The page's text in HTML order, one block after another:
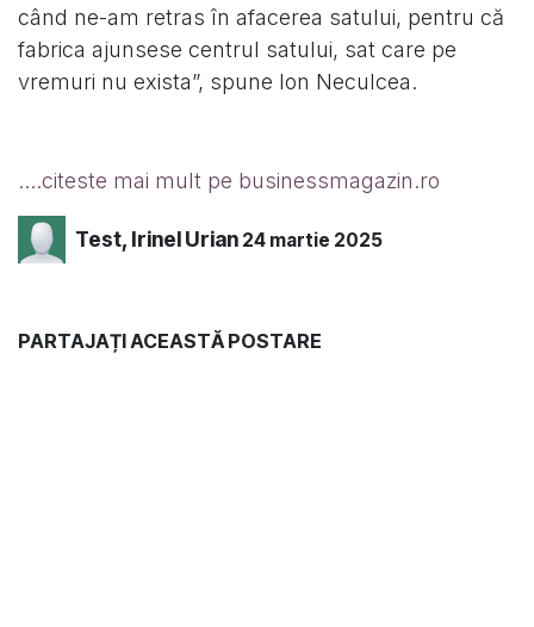
când ne-am retras în afacerea satului, pentru că
fabrica ajunsese centrul satului, sat care pe
vremuri nu exista”, spune Ion Neculcea.
....citeste mai mult pe businessmagazin.ro
Test, Irinel Urian 24 martie 2025
PARTAJAȚI ACEASTĂ POSTARE